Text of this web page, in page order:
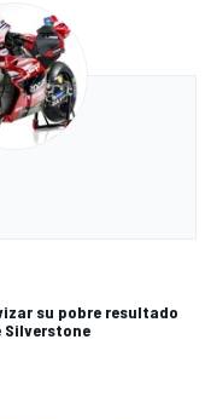
su pobre resultado
Silverstone